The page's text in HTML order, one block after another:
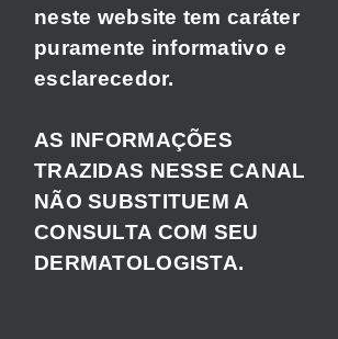
neste website tem caráter
puramente informativo e
esclarecedor.
AS INFORMAÇÕES
TRAZIDAS NESSE CANAL
NÃO SUBSTITUEM A
CONSULTA COM SEU
DERMATOLOGISTA.